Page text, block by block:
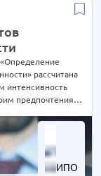
ИПО
рассчитана
интенсивность
предпочтениям.
телефону на сайте